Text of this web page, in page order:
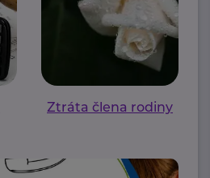
Ztráta člena rodiny